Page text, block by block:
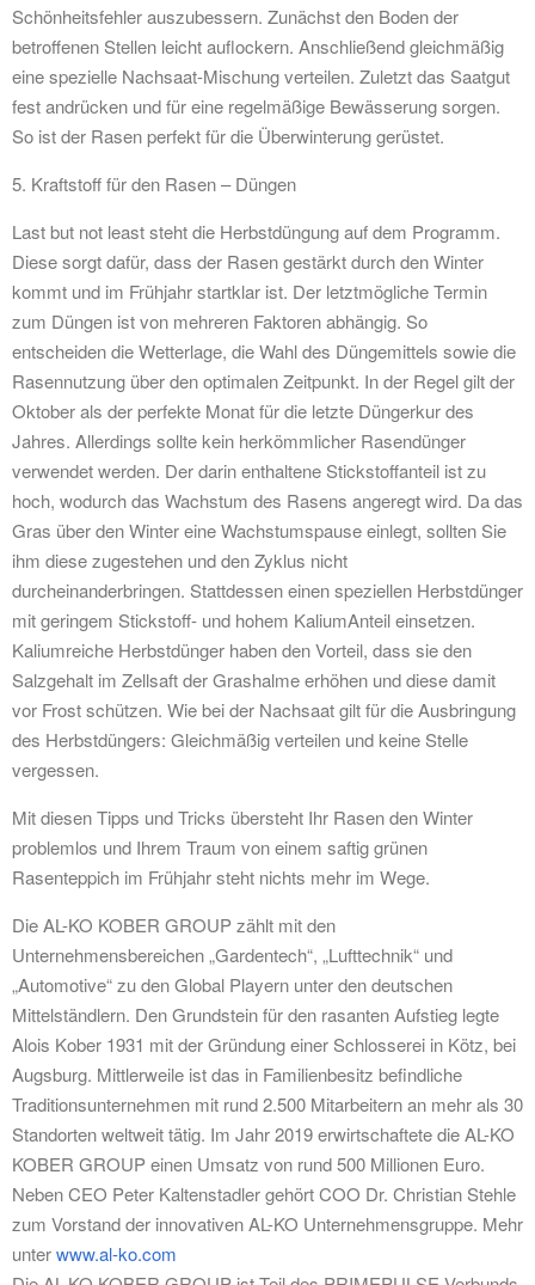
Schönheitsfehler auszubessern. Zunächst den Boden der
betroffenen Stellen leicht auflockern. Anschließend gleichmäßig
eine spezielle Nachsaat-Mischung verteilen. Zuletzt das Saatgut
fest andrücken und für eine regelmäßige Bewässerung sorgen.
So ist der Rasen perfekt für die Überwinterung gerüstet.
5. Kraftstoff für den Rasen – Düngen
Last but not least steht die Herbstdüngung auf dem Programm.
Diese sorgt dafür, dass der Rasen gestärkt durch den Winter
kommt und im Frühjahr startklar ist. Der letztmögliche Termin
zum Düngen ist von mehreren Faktoren abhängig. So
entscheiden die Wetterlage, die Wahl des Düngemittels sowie die
Rasennutzung über den optimalen Zeitpunkt. In der Regel gilt der
Oktober als der perfekte Monat für die letzte Düngerkur des
Jahres. Allerdings sollte kein herkömmlicher Rasendünger
verwendet werden. Der darin enthaltene Stickstoffanteil ist zu
hoch, wodurch das Wachstum des Rasens angeregt wird. Da das
Gras über den Winter eine Wachstumspause einlegt, sollten Sie
ihm diese zugestehen und den Zyklus nicht
durcheinanderbringen. Stattdessen einen speziellen Herbstdünger
mit geringem Stickstoff- und hohem KaliumAnteil einsetzen.
Kaliumreiche Herbstdünger haben den Vorteil, dass sie den
Salzgehalt im Zellsaft der Grashalme erhöhen und diese damit
vor Frost schützen. Wie bei der Nachsaat gilt für die Ausbringung
des Herbstdüngers: Gleichmäßig verteilen und keine Stelle
vergessen.
Mit diesen Tipps und Tricks übersteht Ihr Rasen den Winter
problemlos und Ihrem Traum von einem saftig grünen
Rasenteppich im Frühjahr steht nichts mehr im Wege.
Die AL-KO KOBER GROUP zählt mit den
Unternehmensbereichen „Gardentech“, „Lufttechnik“ und
„Automotive“ zu den Global Playern unter den deutschen
Mittelständlern. Den Grundstein für den rasanten Aufstieg legte
Alois Kober 1931 mit der Gründung einer Schlosserei in Kötz, bei
Augsburg. Mittlerweile ist das in Familienbesitz befindliche
Traditionsunternehmen mit rund 2.500 Mitarbeitern an mehr als 30
Standorten weltweit tätig. Im Jahr 2019 erwirtschaftete die AL-KO
KOBER GROUP einen Umsatz von rund 500 Millionen Euro.
Neben CEO Peter Kaltenstadler gehört COO Dr. Christian Stehle
zum Vorstand der innovativen AL-KO Unternehmensgruppe. Mehr
unterwww.al-ko.com